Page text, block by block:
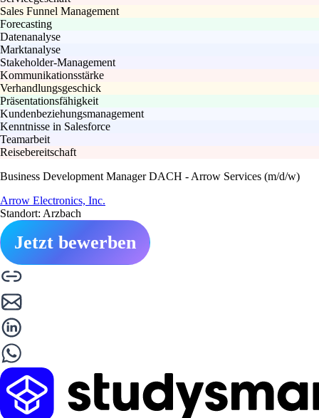
Sales Funnel Management
Forecasting
Datenanalyse
Marktanalyse
Stakeholder-Management
Kommunikationsstärke
Verhandlungsgeschick
Präsentationsfähigkeit
Kundenbeziehungsmanagement
Kenntnisse in Salesforce
Teamarbeit
Reisebereitschaft
Business Development Manager DACH - Arrow Services (m/d/w)
Arrow Electronics, Inc.
Standort: Arzbach
Jetzt bewerben